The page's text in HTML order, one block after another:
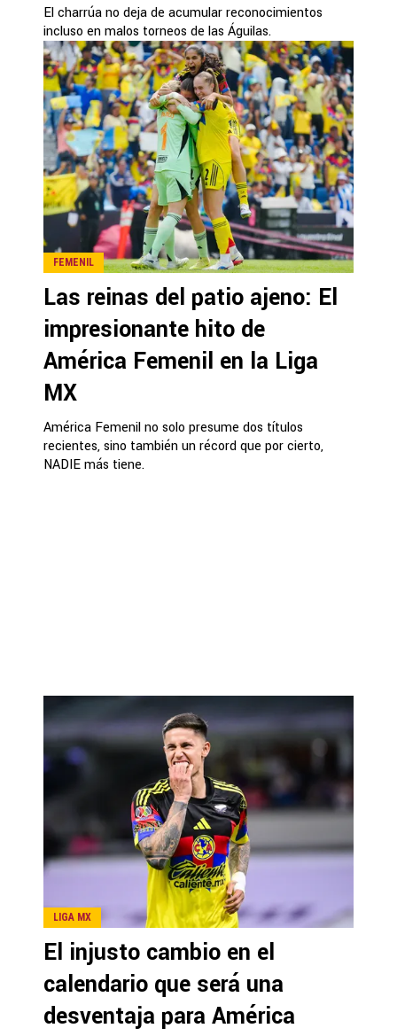
El charrúa no deja de acumular reconocimientos
incluso en malos torneos de las Águilas.
FEMENIL
Las reinas del patio ajeno: El
impresionante hito de
América Femenil en la Liga
MX
América Femenil no solo presume dos títulos
recientes, sino también un récord que por cierto,
NADIE más tiene.
LIGA MX
El injusto cambio en el
calendario que será una
desventaja para América